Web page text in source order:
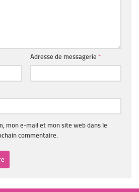
Adresse de messagerie *
mon e-mail et mon site web dans le
commentaire.